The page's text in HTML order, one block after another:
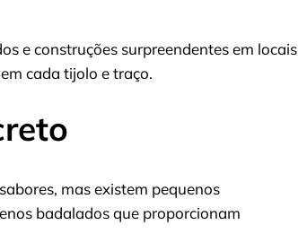
e construções surpreendentes em locais
cada tijolo e traço.
mas existem pequenos
badalados que proporcionam